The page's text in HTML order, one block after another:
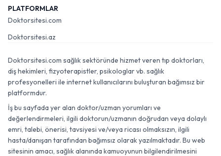
PLATFORMLAR
Doktorsitesi.com
Doktorsitesi.az
Doktorsitesi.com sağlık sektöründe hizmet veren tıp doktorları,
diş hekimleri, fizyoterapistler, psikologlar vb. sağlık
profesyonelleri ile internet kullanıcılarını buluşturan bağımsız bir
platformdur.
İş bu sayfada yer alan doktor/uzman yorumları ve
değerlendirmeleri, ilgili doktorun/uzmanın doğrudan veya dolaylı
emri, talebi, önerisi, tavsiyesi ve/veya ricası olmaksızın, ilgili
hasta/danışan tarafından bağımsız olarak yazılmaktadır. Bu web
sitesinin amacı, sağlık alanında kamuoyunun bilgilendirilmesini